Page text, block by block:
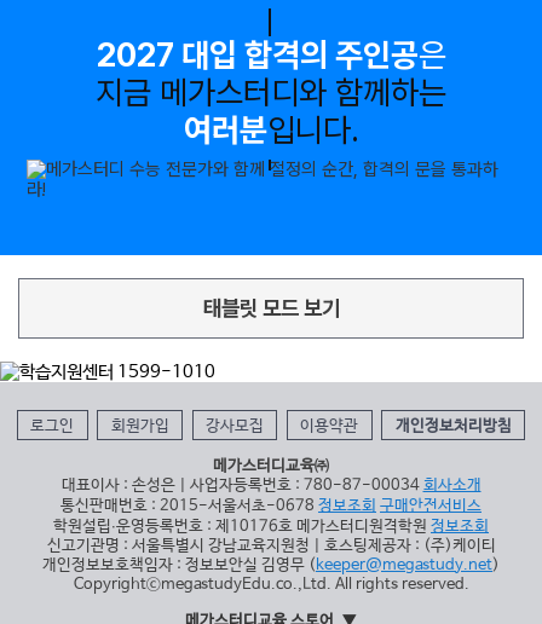
2027 대입 합격의 주인공은
지금 메가스터디와 함께하는
여러분입니다.
태블릿 모드 보기
로그인 회원가입 강사모집 이용약관 개인정보처리방침
메가스터디교육㈜
대표이사 : 손성은 | 사업자등록번호 : 780-87-00034 회사소개
통신판매번호 : 2015-서울서초-0678 정보조회 구매안전서비스
학원설립∙운영등록번호 : 제10176호 메가스터디원격학원 정보조회
신고기관명 : 서울특별시 강남교육지원청 | 호스팅제공자 : (주)케이티
개인정보보호책임자 : 정보보안실 김영무 (keeper@megastudy.net)
CopyrightⓒmegastudyEdu.co.,Ltd. All rights reserved.